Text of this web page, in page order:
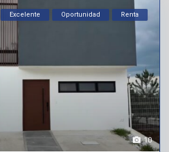
10
Excelente Oportunidad Renta